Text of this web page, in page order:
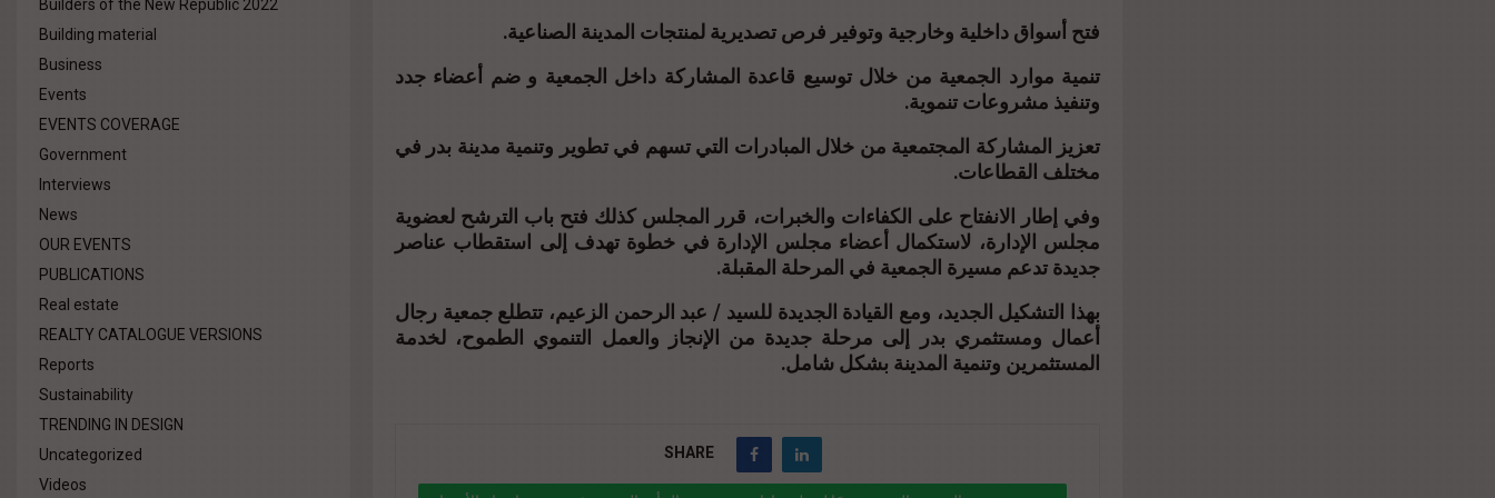
فتح أسواق داخلية وخارجية وتوفير فرص تصديرية لمنتجات المدينة الصناعية.
تنمية موارد الجمعية من خلال توسيع قاعدة المشاركة داخل الجمعية و ضم أعضاء جدد
وتنفيذ مشروعات تنموية.
تعزيز المشاركة المجتمعية من خلال المبادرات التي تسهم في تطوير وتنمية مدينة بدر في
مختلف القطاعات.
وفي إطار الانفتاح على الكفاءات والخبرات، قرر المجلس كذلك فتح باب الترشح لعضوية
مجلس الإدارة، لاستكمال أعضاء مجلس الإدارة في خطوة تهدف إلى استقطاب عناصر
جديدة تدعم مسيرة الجمعية في المرحلة المقبلة.
بهذا التشكيل الجديد، ومع القيادة الجديدة للسيد / عبد الرحمن الزعيم، تتطلع جمعية رجال
أعمال ومستثمري بدر إلى مرحلة جديدة من الإنجاز والعمل التنموي الطموح، لخدمة
المستثمرين وتنمية المدينة بشكل شامل.
SHARE
Builders of the New Republic 2022
Building material
Business
Events
EVENTS COVERAGE
Government
Interviews
News
OUR EVENTS
PUBLICATIONS
Real estate
REALTY CATALOGUE VERSIONS
Reports
Sustainability
TRENDING IN DESIGN
Uncategorized
Videos